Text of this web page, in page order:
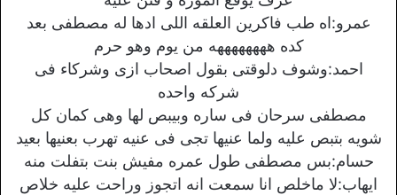
عمرو:اه طب فاكرين العلقه اللى ادها له مصطفى بعد
كده ههههههههه من يوم وهو حرم
احمد:وشوف دلوقتى بقول اصحاب ازى وشركاء فى
شركه واحده
مصطفى سرحان فى ساره وبيبص لها وهى كمان كل
شويه بتبص عليه ولما عنيها تجى فى عنيه تهرب بعنيها بعيد
حسام:بس مصطفى طول عمره مفيش بنت بتفلت منه
ايهاب:لا ماخلص انا سمعت انه اتجوز وراحت عليه خلاص